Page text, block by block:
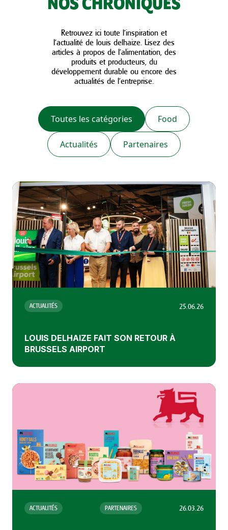
NOS CHRONIQUES
Retrouvez ici toute l’inspiration et
l’actualité de louis delhaize. Lisez des
articles à propos de l’alimentation, des
produits et producteurs, du
développement durable ou encore des
actualités de l’entreprise.
Toutes les catégories Food
Actualités Partenaires
ACTUALITÉS 25.06.26
LOUIS DELHAIZE FAIT SON RETOUR À
BRUSSELS AIRPORT
ACTUALITÉS PARTENAIRES 26.03.26